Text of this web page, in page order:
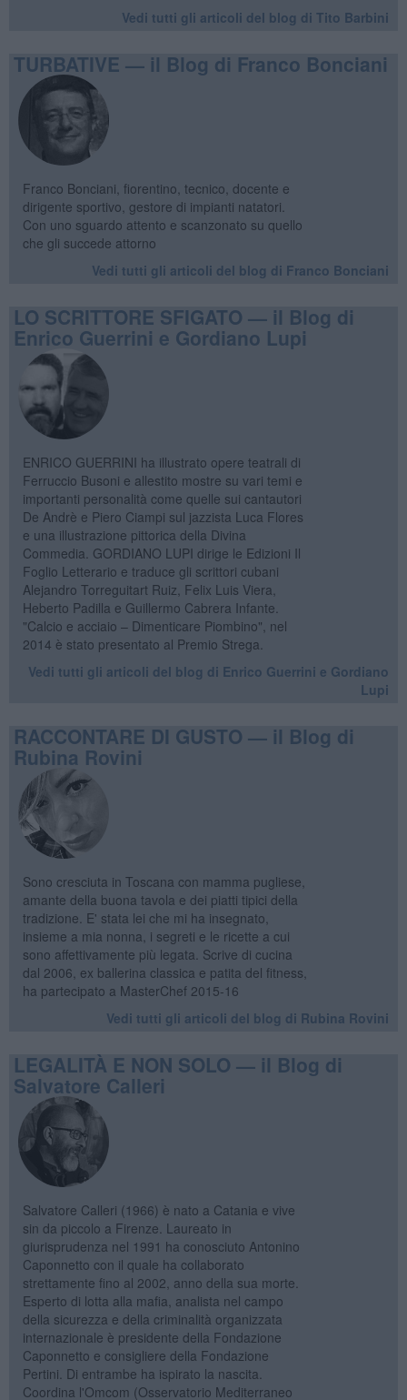
Vedi tutti gli articoli del blog di Tito Barbini
TURBATIVE — il Blog di Franco Bonciani
Franco Bonciani, fiorentino, tecnico, docente e
dirigente sportivo, gestore di impianti natatori.
Con uno sguardo attento e scanzonato su quello
che gli succede attorno
Vedi tutti gli articoli del blog di Franco Bonciani
LO SCRITTORE SFIGATO — il Blog di
Enrico Guerrini e Gordiano Lupi
ENRICO GUERRINI ha illustrato opere teatrali di
Ferruccio Busoni e allestito mostre su vari temi e
importanti personalità come quelle sui cantautori
De Andrè e Piero Ciampi sul jazzista Luca Flores
e una illustrazione pittorica della Divina
Commedia. GORDIANO LUPI dirige le Edizioni Il
Foglio Letterario e traduce gli scrittori cubani
Alejandro Torreguitart Ruiz, Felix Luis Viera,
Heberto Padilla e Guillermo Cabrera Infante.
"Calcio e acciaio – Dimenticare Piombino", nel
2014 è stato presentato al Premio Strega.
Vedi tutti gli articoli del blog di Enrico Guerrini e Gordiano
Lupi
RACCONTARE DI GUSTO — il Blog di
Rubina Rovini
Sono cresciuta in Toscana con mamma pugliese,
amante della buona tavola e dei piatti tipici della
tradizione. E' stata lei che mi ha insegnato,
insieme a mia nonna, i segreti e le ricette a cui
sono affettivamente più legata. Scrive di cucina
dal 2006, ex ballerina classica e patita del fitness,
ha partecipato a MasterChef 2015-16
Vedi tutti gli articoli del blog di Rubina Rovini
LEGALITÀ E NON SOLO — il Blog di
Salvatore Calleri
Salvatore Calleri (1966) è nato a Catania e vive
sin da piccolo a Firenze. Laureato in
giurisprudenza nel 1991 ha conosciuto Antonino
Caponnetto con il quale ha collaborato
strettamente fino al 2002, anno della sua morte.
Esperto di lotta alla mafia, analista nel campo
della sicurezza e della criminalità organizzata
internazionale è presidente della Fondazione
Caponnetto e consigliere della Fondazione
Pertini. Di entrambe ha ispirato la nascita.
Coordina l'Omcom (Osservatorio Mediterraneo